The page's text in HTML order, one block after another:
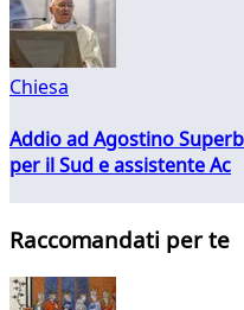
Chiesa
Addio ad Agostino
per il Sud e assistente Ac
Raccomandati per te